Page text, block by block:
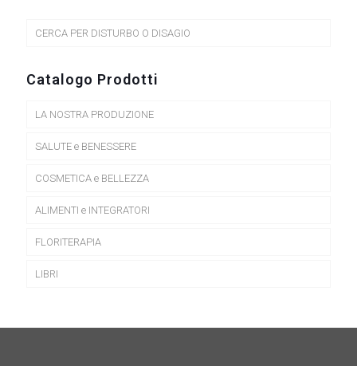
CERCA PER DISTURBO O DISAGIO
Catalogo Prodotti
LA NOSTRA PRODUZIONE
SALUTE e BENESSERE
COSMETICA e BELLEZZA
ALIMENTI e INTEGRATORI
FLORITERAPIA
LIBRI